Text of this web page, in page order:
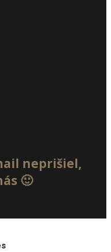
neprišiel,
🙂